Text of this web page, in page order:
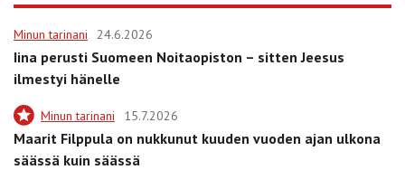
Minun tarinani 24.6.2026
Iina perusti Suomeen Noitaopiston – sitten Jeesus
ilmestyi hänelle
Minun tarinani 15.7.2026
Maarit Filppula on nukkunut kuuden vuoden ajan ulkona
säässä kuin säässä